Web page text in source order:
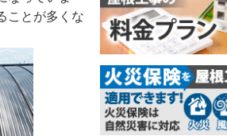
ことが多くな